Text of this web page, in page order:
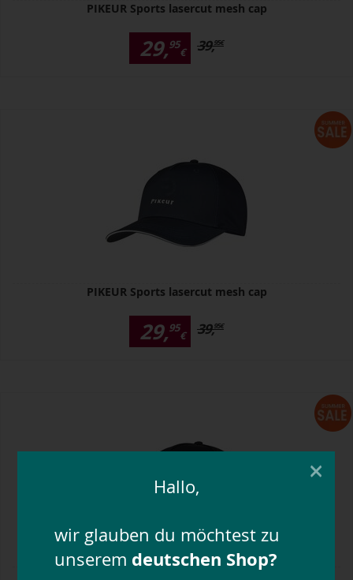
PIKEUR Sports lasercut mesh cap
29,95
€ 39,95€
PIKEUR Sports lasercut mesh cap
29,95
€ 39,95€
PIKEUR Sports lasercut mesh cap
×
Hallo,
wir glauben du möchtest zu
unserem deutschen Shop?